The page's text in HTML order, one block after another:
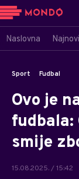
Naslovna
Sport Fudbal
Ovo je
fudbala:
smije
15.08.2025. / 15:42